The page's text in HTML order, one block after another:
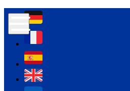
Контур психологічної